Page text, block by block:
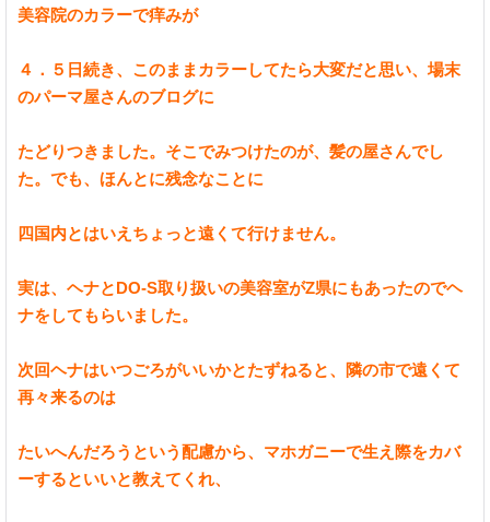
美容院のカラーで痒みが
４．５日続き、このままカラーしてたら大変だと思い、場末
のパーマ屋さんのブログに
たどりつきました。そこでみつけたのが、髪の屋さんでし
た。でも、ほんとに残念なことに
四国内とはいえちょっと遠くて行けません。
実は、ヘナとDO-S取り扱いの美容室がZ県にもあったのでヘ
ナをしてもらいました。
次回ヘナはいつごろがいいかとたずねると、隣の市で遠くて
再々来るのは
たいへんだろうという配慮から、マホガニーで生え際をカバ
ーするといいと教えてくれ、